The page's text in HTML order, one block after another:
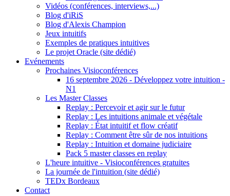
Vidéos (conférences, interviews,...)
Blog d'iRiS
Blog d'Alexis Champion
Jeux intuitifs
Exemples de pratiques intuitives
Le projet Oracle (site dédié)
Evénements
Prochaines Visioconférences
16 septembre 2026 - Développez votre intuition -
N1
Les Master Classes
Replay : Percevoir et agir sur le futur
Replay : Les intuitions animale et végétale
Replay : État intuitif et flow créatif
Replay : Comment être sûr de nos intuitions
Replay : Intuition et domaine judiciaire
Pack 5 master classes en replay
L'heure intuitive - Visioconférences gratuites
La journée de l'intuition (site dédié)
TEDx Bordeaux
Contact